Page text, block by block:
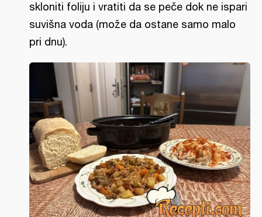
skloniti foliju i vratiti da se peče dok ne ispari
suvišna voda (može da ostane samo malo
pri dnu).